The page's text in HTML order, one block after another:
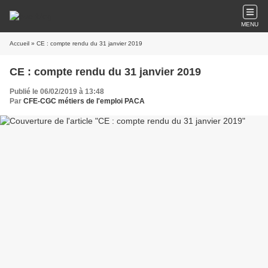
MENU
Accueil » CE : compte rendu du 31 janvier 2019
CE : compte rendu du 31 janvier 2019
Publié le 06/02/2019 à 13:48
Par CFE-CGC métiers de l'emploi PACA